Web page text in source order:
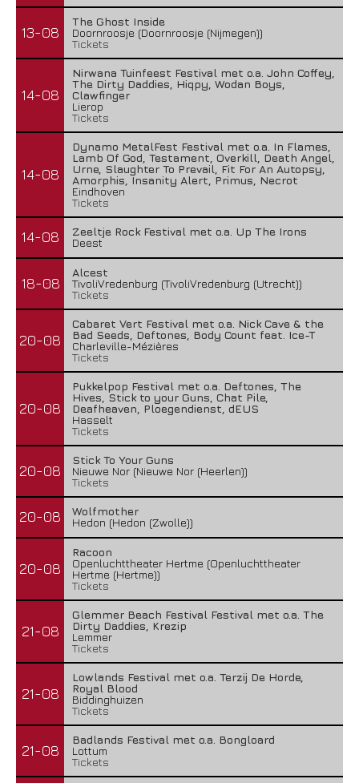
13-08
The Ghost Inside
Doornroosje (Doornroosje (Nijmegen))
Tickets
14-08
Nirwana Tuinfeest Festival met o.a. John Coffey,
The Dirty Daddies, Hiqpy, Wodan Boys,
Clawfinger
Lierop
Tickets
14-08
Dynamo MetalFest Festival met o.a. In Flames,
Lamb Of God, Testament, Overkill, Death Angel,
Urne, Slaughter To Prevail, Fit For An Autopsy,
Amorphis, Insanity Alert, Primus, Necrot
Eindhoven
Tickets
14-08
Zeeltje Rock Festival met o.a. Up The Irons
Deest
18-08
Alcest
TivoliVredenburg (TivoliVredenburg (Utrecht))
Tickets
20-08
Cabaret Vert Festival met o.a. Nick Cave & the
Bad Seeds, Deftones, Body Count feat. Ice-T
Charleville-Mézières
Tickets
20-08
Pukkelpop Festival met o.a. Deftones, The
Hives, Stick to your Guns, Chat Pile,
Deafheaven, Ploegendienst, dEUS
Hasselt
Tickets
20-08
Stick To Your Guns
Nieuwe Nor (Nieuwe Nor (Heerlen))
Tickets
20-08
Wolfmother
Hedon (Hedon (Zwolle))
20-08
Racoon
Openluchttheater Hertme (Openluchttheater
Hertme (Hertme))
Tickets
21-08
Glemmer Beach Festival Festival met o.a. The
Dirty Daddies, Krezip
Lemmer
Tickets
21-08
Lowlands Festival met o.a. Terzij De Horde,
Royal Blood
Biddinghuizen
Tickets
21-08
Badlands Festival met o.a. Bongloard
Lottum
Tickets